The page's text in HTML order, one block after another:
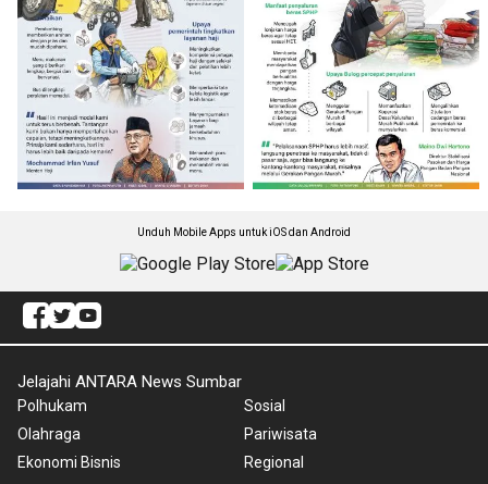
Unduh Mobile Apps untuk iOS dan Android
Jelajahi ANTARA News Sumbar
Polhukam
Olahraga
Ekonomi Bisnis
Sosial
Pariwisata
Regional